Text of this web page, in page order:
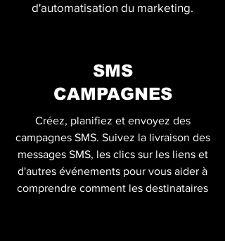
d'automatisation du marketing.
SMS
CAMPAGNES
Créez, planifiez et envoyez des
campagnes SMS. Suivez la livraison des
messages SMS, les clics sur les liens et
d'autres événements pour vous aider à
comprendre comment les destinataires